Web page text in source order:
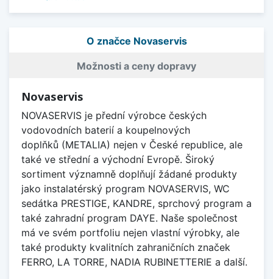
O značce Novaservis
Možnosti a ceny dopravy
Novaservis
NOVASERVIS je přední výrobce českých
vodovodních baterií a koupelnových
doplňků (METALIA) nejen v České republice, ale
také ve střední a východní Evropě. Široký
sortiment významně doplňují žádané produkty
jako instalatérský program NOVASERVIS, WC
sedátka PRESTIGE, KANDRE, sprchový program a
také zahradní program DAYE. Naše společnost
má ve svém portfoliu nejen vlastní výrobky, ale
také produkty kvalitních zahraničních značek
FERRO, LA TORRE, NADIA RUBINETTERIE a další.